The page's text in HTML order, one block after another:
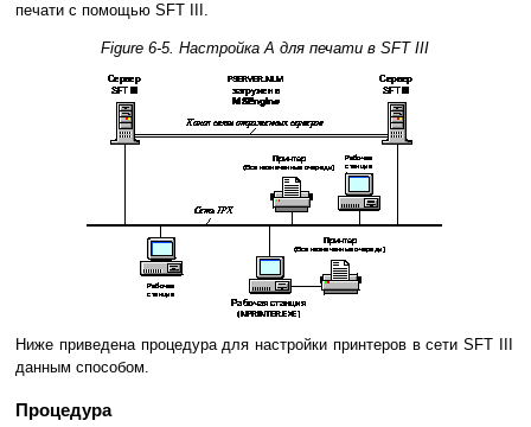
печати с помощью SFT III.
Figure 6-5. Настройка А для печати в SFT III
Ниже приведена процедура для настройки принтеров в сети SFT III
данным способом.
Процедура